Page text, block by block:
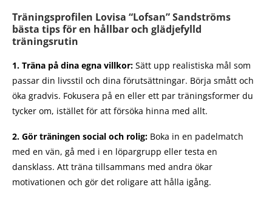
Träningsprofilen Lovisa “Lofsan” Sandströms
bästa tips för en hållbar och glädjefylld
träningsrutin
1. Träna på dina egna villkor: Sätt upp realistiska mål som
passar din livsstil och dina förutsättningar. Börja smått och
öka gradvis. Fokusera på en eller ett par träningsformer du
tycker om, istället för att försöka hinna med allt.
2. Gör träningen social och rolig: Boka in en padelmatch
med en vän, gå med i en löpargrupp eller testa en
dansklass. Att träna tillsammans med andra ökar
motivationen och gör det roligare att hålla igång.